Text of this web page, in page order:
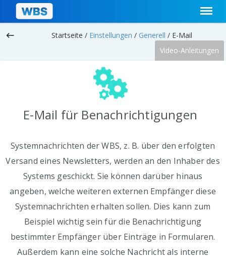
keyboard_backspace Startseite / Einstellungen / Generell / E-Mail
Video-Anleitungen
E-Mail für Benachrichtigungen
Systemnachrichten der WBS, z. B. über den erfolgten
Versand eines Newsletters, werden an den Inhaber des
Systems geschickt. Sie können darüber hinaus
angeben, welche weiteren externen Empfänger diese
Systemnachrichten erhalten sollen. Dies kann zum
Beispiel wichtig sein für die Benachrichtigung
bestimmter Empfänger über Einträge in Formularen.
Außerdem kann eine solche Nachricht als interne